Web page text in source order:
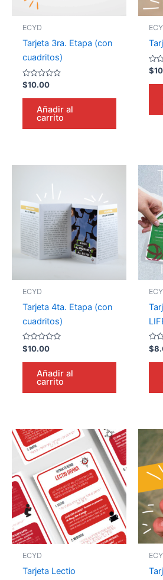
ECYD
Tarjeta 3ra. Etapa (con
cuadritos)
Valorado
en
0
$10.00
Añadir al
carrito
en
0
$
ECYD
Tarjeta 4ta. Etapa (con
cuadritos)
Valorado
en
0
$10.00
Añadir al
carrito
en
0
$
ECYD
Tarjeta Lectio